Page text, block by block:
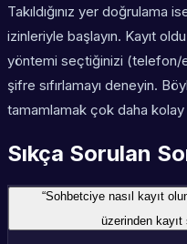
Takıldığınız yer doğrulama
izinleriyle başlayın. Kayıt
yöntemi seçtiğinizi (telefon/
şifre sıfırlamayı deneyin.
tamamlamak çok daha kolay
Sıkça Sorulan
“Sohbetciye nasıl kayıt
üzerinden kayıt